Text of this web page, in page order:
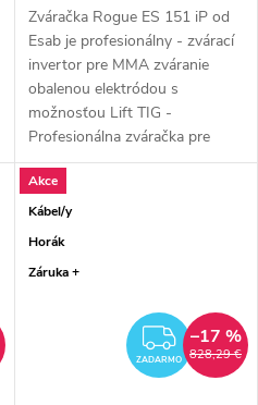
Zváračka Rogue ES 151 iP od
Esab je profesionálny - zvárací
invertor pre MMA zváranie
obalenou elektródou s
možnosťou Lift TIG -
Profesionálna zváračka pre
obalenú elektródu,...
Akce
Kábel/y
Horák
Záruka +
ZADARMO 828,29 €
–17 %